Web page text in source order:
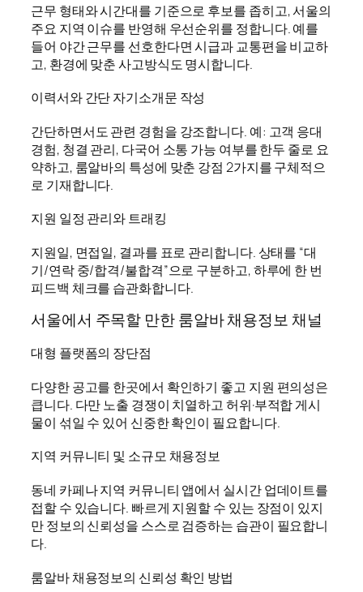
근무 형태와 시간대를 기준으로 후보를 좁히고, 서울의
주요 지역 이슈를 반영해 우선순위를 정합니다. 예를
들어 야간 근무를 선호한다면 시급과 교통편을 비교하
고, 환경에 맞춘 사고방식도 명시합니다.
이력서와 간단 자기소개문 작성
간단하면서도 관련 경험을 강조합니다. 예: 고객 응대
경험, 청결 관리, 다국어 소통 가능 여부를 한두 줄로 요
약하고, 룸알바의 특성에 맞춘 강점 2가지를 구체적으
로 기재합니다.
지원 일정 관리와 트래킹
지원일, 면접일, 결과를 표로 관리합니다. 상태를 “대
기/연락 중/합격/불합격”으로 구분하고, 하루에 한 번
피드백 체크를 습관화합니다.
서울에서 주목할 만한 룸알바 채용정보 채널
대형 플랫폼의 장단점
다양한 공고를 한곳에서 확인하기 좋고 지원 편의성은
큽니다. 다만 노출 경쟁이 치열하고 허위·부적합 게시
물이 섞일 수 있어 신중한 확인이 필요합니다.
지역 커뮤니티 및 소규모 채용정보
동네 카페나 지역 커뮤니티 앱에서 실시간 업데이트를
접할 수 있습니다. 빠르게 지원할 수 있는 장점이 있지
만 정보의 신뢰성을 스스로 검증하는 습관이 필요합니
다.
룸알바 채용정보의 신뢰성 확인 방법